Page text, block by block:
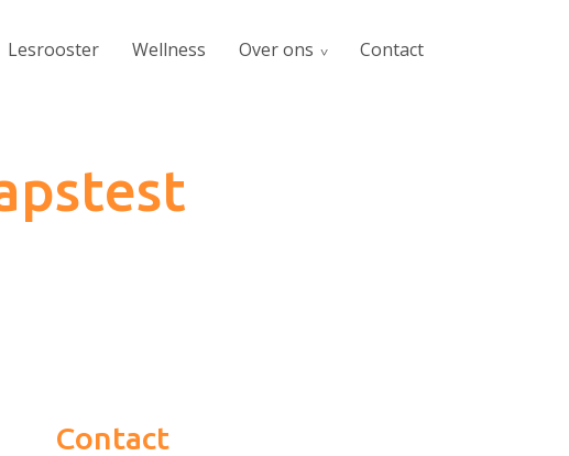
Lesrooster Wellness Over ons Contact
Contact